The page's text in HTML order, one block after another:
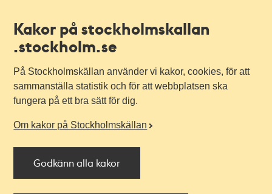
Kakor på stockholmskallan
.stockholm.se
På Stockholmskällan använder vi kakor, cookies, för att
sammanställa statistik och för att webbplatsen ska
fungera på ett bra sätt för dig.
Om kakor på Stockholmskällan
Godkänn alla kakor